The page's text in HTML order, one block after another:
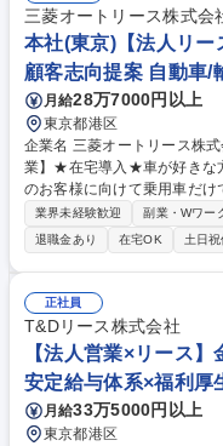
三菱オートリース株式会
本社(東京)【法人リー
顧客志向提案 自動車/
月給28万7000円以上
東京都港区
企業名 三菱オートリース株式会社 求人名 本社（東京）【法
業】★在宅導入★車が好きな方★顧客志向提
のお客様に向けて乗用車だ
ースを提供している当社に
す。 お客様の自動車に関する多様な要望を踏まえ、最適なソリューション
を提案する業務です。(1)提
(2)顧客フォロー：契約後の
め多くの企業との取引があり
して頂き、その後は新規開拓もお任せしま
【法人リース営業】★在宅
業界未経験歓迎 副業・Wワー
退職金あり
在宅OK 土日
正社員
T&Dリース株式会社
【法人営業×リース
安定給与体系×福利厚
月給33万5000円以上
東京都港区